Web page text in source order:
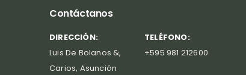
Contáctanos
DIRECCIÓN:
Luis De Bolanos &,
Carios, Asunción
TELÉFONO:
+595 981 212600